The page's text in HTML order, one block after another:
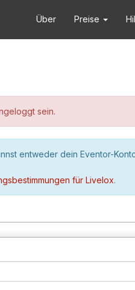
Über Preise
sein.
entweder dein Eventor-
für Livelox.